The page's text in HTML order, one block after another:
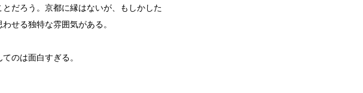
だろう。京都に縁はないが、もしかした
せる独特な雰囲気がある。
のは面白すぎる。